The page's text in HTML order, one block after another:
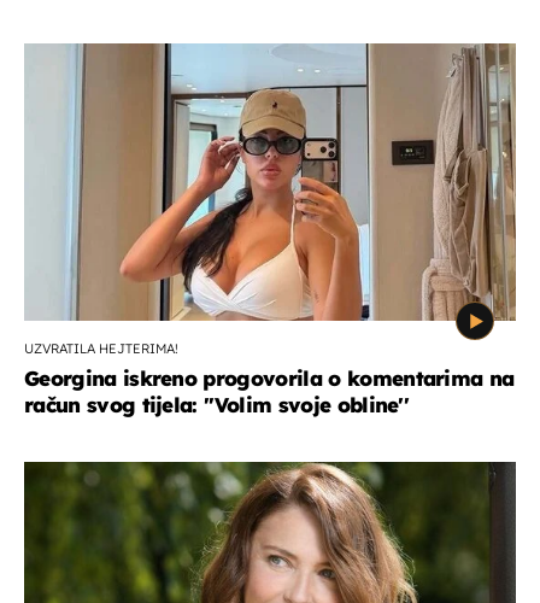
UZVRATILA HEJTERIMA!
Georgina iskreno progovorila o komentarima na
račun svog tijela: ''Volim svoje obline''